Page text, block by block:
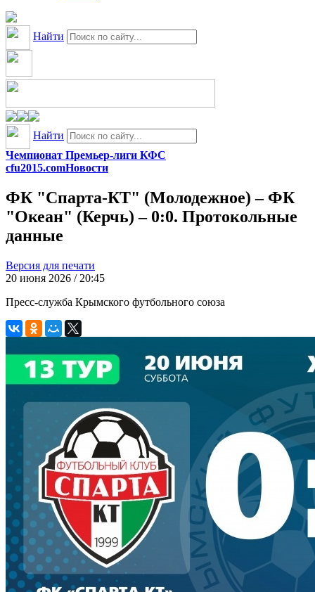
Найти
Найти
Чемпионат Премьер-лиги КФС
cfu2015.comНовости
ФК "Спарта-КТ" (Молодежное) – ФК
"Океан" (Керчь) – 0:0. Протокольные
данные
Версия для печати
20 июня 2026 / 20:45
Пресс-служба Крымского футбольного союза